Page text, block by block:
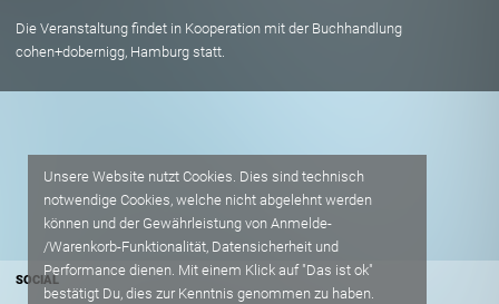
Die Veranstaltung findet in Kooperation mit der Buchhandlung
cohen+dobernigg, Hamburg statt.
SOCIAL
Unsere Website nutzt Cookies. Dies sind technisch
notwendige Cookies, welche nicht abgelehnt werden
können und der Gewährleistung von Anmelde-
/Warenkorb-Funktionalität, Datensicherheit und
Performance dienen. Mit einem Klick auf "Das ist ok"
bestätigt Du, dies zur Kenntnis genommen zu haben.